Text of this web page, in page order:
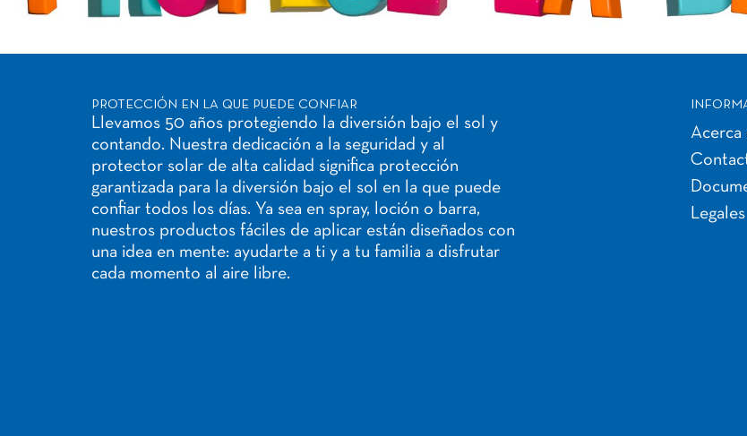
PROTECCIÓN EN LA QUE PUEDE CONFIAR
Llevamos 50 años protegiendo la diversión bajo el sol y
contando. Nuestra dedicación a la seguridad y al
protector solar de alta calidad significa protección
garantizada para la diversión bajo el sol en la que puede
confiar todos los días. Ya sea en spray, loción o barra,
nuestros productos fáciles de aplicar están diseñados con
una idea en mente: ayudarte a ti y a tu familia a disfrutar
cada momento al aire libre.
Acerca
Legales